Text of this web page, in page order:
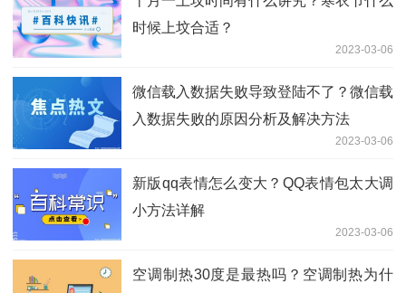
时候上坟合适？
2023-03-06
微信载入数据失败导致登陆不了？微信载
入数据失败的原因分析及解决方法
2023-03-06
新版qq表情怎么变大？QQ表情包太大调
小方法详解
2023-03-06
空调制热30度是最热吗？空调制热为什